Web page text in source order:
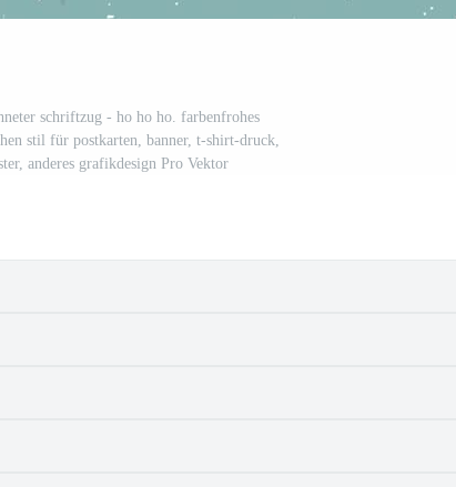
schriftzug - ho ho ho. farbenfrohes
stil für postkarten, banner, t-shirt-druck,
anderes grafikdesign Pro Vektor